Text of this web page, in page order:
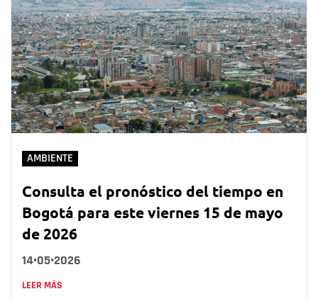
AMBIENTE
Consulta el pronóstico del tiempo en
Bogotá para este viernes 15 de mayo
de 2026
14•05•2026
LEER MÁS